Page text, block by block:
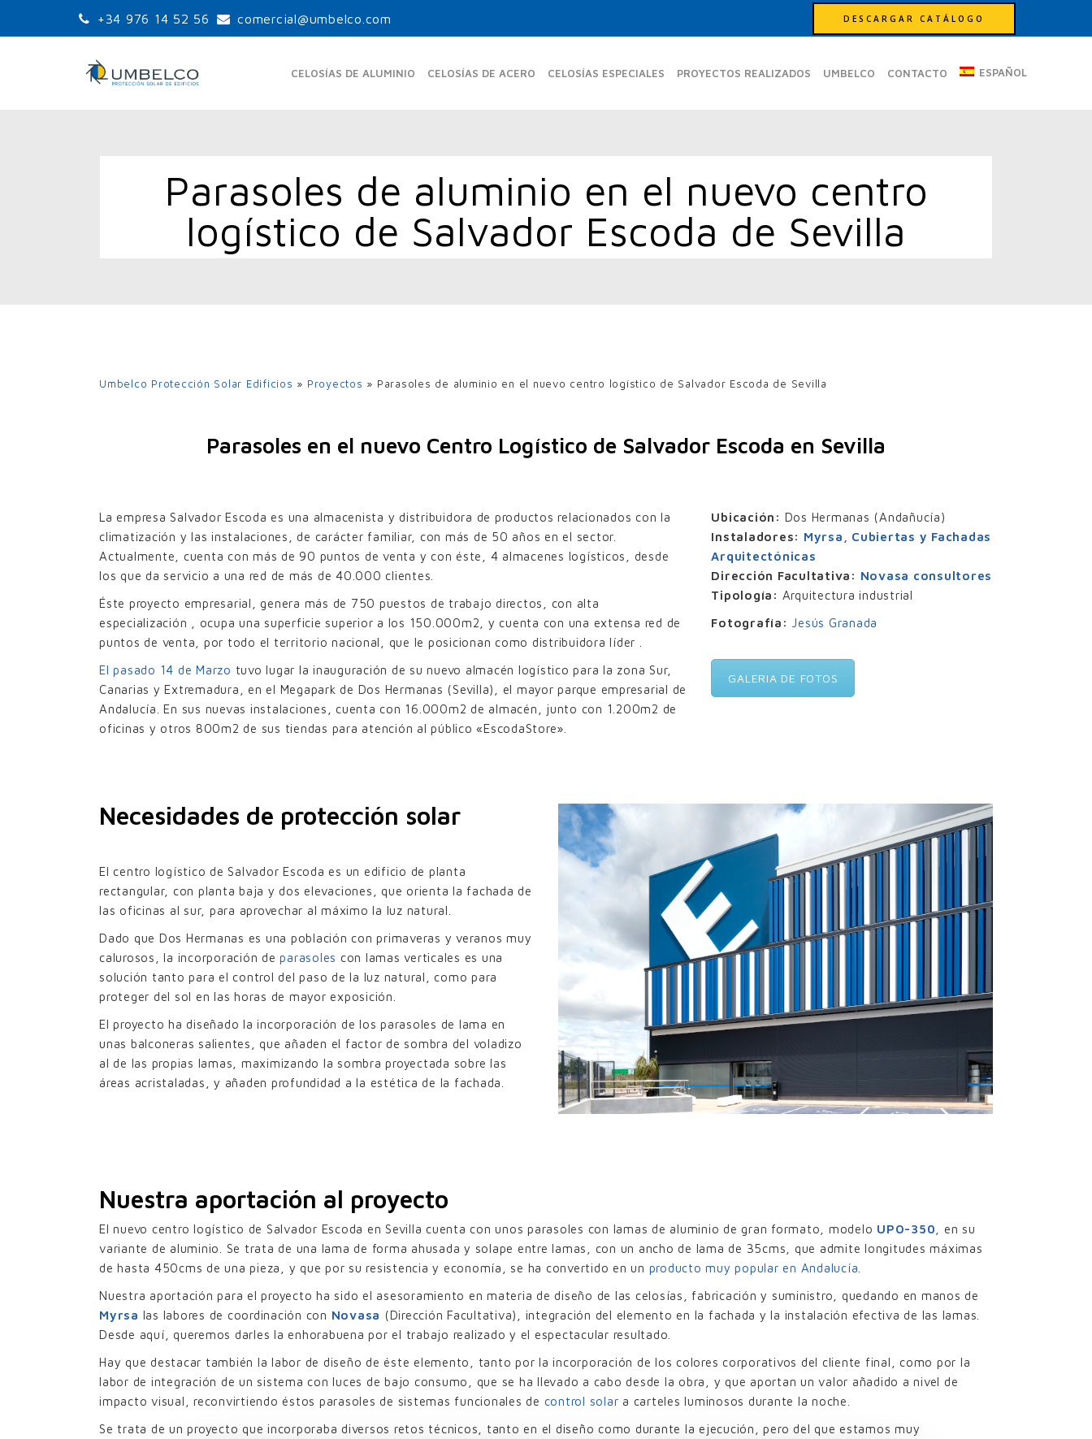
+34 976 14 52 56 comercial@umbelco.com DESCARGAR CATÁLOGO
CELOSÍAS DE ALUMINIO
LAMAS ORIENTABLES
ESTÁNDAR
UPO-350
LAMAS FIJAS ESTÁNDAR
UPF-105
UPF-150
UPO-250 con pinzas
REJILLAS ALUMINIO
UPR-150
UPB-270
CELOSÍAS DE ACERO
UPO-350-FE
UPO-480 FE
CELOSÍAS ESPECIALES PROYECTOS REALIZADOS UMBELCO CONTACTO ESPAÑOL
Parasoles de aluminio en el nuevo centro
logístico de Salvador Escoda de Sevilla
Umbelco Protección Solar Edificios » Proyectos » Parasoles de aluminio en el nuevo centro logístico de Salvador Escoda de Sevilla
Parasoles en el nuevo Centro Logístico de Salvador Escoda en Sevilla
La empresa Salvador Escoda es una almacenista y distribuidora de productos relacionados con la
climatización y las instalaciones, de carácter familiar, con más de 50 años en el sector.
Actualmente, cuenta con más de 90 puntos de venta y con éste, 4 almacenes logísticos, desde
los que da servicio a una red de más de 40.000 clientes.
Éste proyecto empresarial, genera más de 750 puestos de trabajo directos, con alta
especialización , ocupa una superficie superior a los 150.000m2, y cuenta con una extensa red de
puntos de venta, por todo el territorio nacional, que le posicionan como distribuidora líder .
El pasado 14 de Marzo tuvo lugar la inauguración de su nuevo almacén logístico para la zona Sur,
Canarias y Extremadura, en el Megapark de Dos Hermanas (Sevilla), el mayor parque empresarial de
Andalucía. En sus nuevas instalaciones, cuenta con 16.000m2 de almacén, junto con 1.200m2 de
oficinas y otros 800m2 de sus tiendas para atención al público «EscodaStore».
Ubicación: Dos Hermanas (Andañucía)
Instaladores: Myrsa, Cubiertas y Fachadas
Arquitectónicas
Dirección Facultativa: Novasa consultores
Tipología: Arquitectura industrial
Fotografía: Jesús Granada
GALERIA DE FOTOS
Necesidades de protección solar
El centro logístico de Salvador Escoda es un edificio de planta
rectangular, con planta baja y dos elevaciones, que orienta la fachada de
las oficinas al sur, para aprovechar al máximo la luz natural.
Dado que Dos Hermanas es una población con primaveras y veranos muy
calurosos, la incorporación deparasoles con lamas verticales es una
solución tanto para el control del paso de la luz natural, como para
proteger del sol en las horas de mayor exposición.
El proyecto ha diseñado la incorporación de los parasoles de lama en
unas balconeras salientes, que añaden el factor de sombra del voladizo
al de las propias lamas, maximizando la sombra proyectada sobre las
áreas acristaladas, y añaden profundidad a la estética de la fachada.
Nuestra aportación al proyecto
El nuevo centro logístico de Salvador Escoda en Sevilla cuenta con unos parasoles con lamas de aluminio de gran formato, modelo UPO-350 , en su
variante de aluminio. Se trata de una lama de forma ahusada y solape entre lamas, con un ancho de lama de 35cms, que admite longitudes máximas
de hasta 450cms de una pieza, y que por su resistencia y economía, se ha convertido en un producto muy popular en Andalucía
Nuestra aportación para el proyecto ha sido el asesoramiento en materia de diseño de las celosías, fabricación y suministro, quedando en manos de
Myrsa las labores de coordinación con Novasa (Dirección Facultativa), integración del elemento en la fachada y la instalación efectiva de las lamas.
Desde aquí, queremos darles la enhorabuena por el trabajo realizado y el espectacular resultado.
Hay que destacar también la labor de diseño de éste elemento, tanto por la incorporación de los colores corporativos del cliente final, como por la
labor de integración de un sistema con luces de bajo consumo, que se ha llevado a cabo desde la obra, y que aportan un valor añadido a nivel de
impacto visual, reconvirtiendo éstos parasoles de sistemas funcionales de control solar a carteles luminosos durante la noche.
Se trata de un proyecto que incorporaba diversos retos técnicos, tanto en el diseño como durante la ejecución, pero del que estamos muy